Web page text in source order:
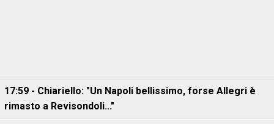
17:59 - Chiariello: "Un Napoli bellissimo, forse Allegri è
rimasto a Revisondoli..."